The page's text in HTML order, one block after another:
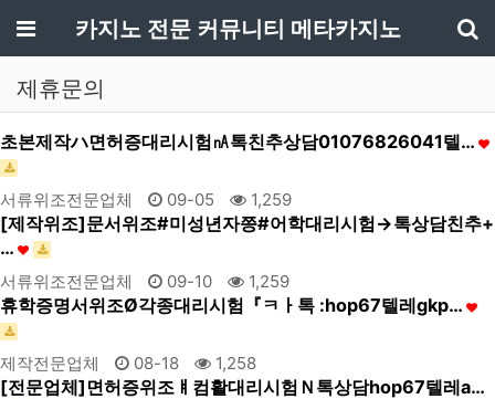
메뉴카지노 전문 커뮤니티 메타카지노
제휴문의
초본제작ハ면허증대리시험㎁톡친추상담01076826041텔…
서류위조전문업체 09-05 1,259
[제작위조]문서위조#미성년자쯩#어학대리시험→톡상담친추+
…
서류위조전문업체 09-10 1,259
휴학증명서위조Ø각종대리시험『ㅋㅏ톡 :hop67텔레gkp…
제작전문업체 08-18 1,258
[전문업체]면허증위조ㅒ컴활대리시험Ｎ톡상담hop67텔레a…